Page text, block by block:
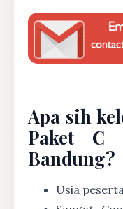
Apa sih
Paket C
Bandung?
Usia